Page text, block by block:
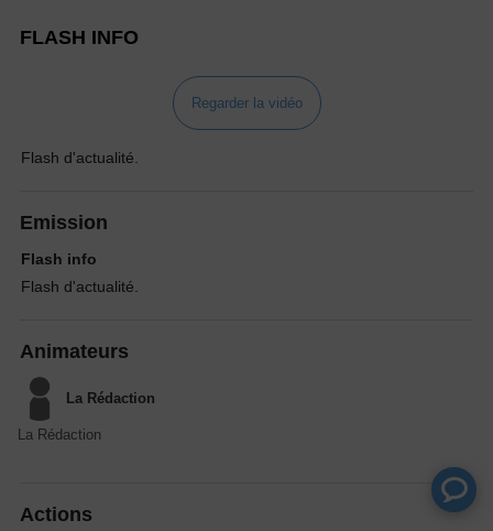
FLASH INFO
Regarder la vidéo
Flash d'actualité.
Emission
Flash info
Flash d'actualité.
Animateurs
La Rédaction
La Rédaction
Actions